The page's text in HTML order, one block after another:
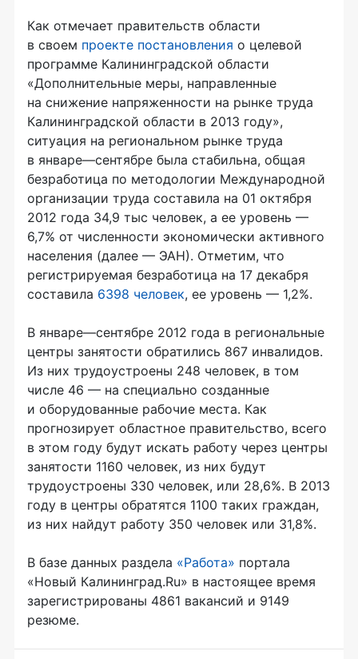
Как отмечает правительств области
в своем проекте постановления о целевой
программе Калининградской области
«Дополнительные меры, направленные
на снижение напряженности на рынке труда
Калининградской области в 2013 году»,
ситуация на региональном рынке труда
в январе—сентябре была стабильна, общая
безработица по методологии Международной
организации труда составила на 01 октября
2012 года 34,9 тыс человек, а ее уровень —
6,7% от численности экономически активного
населения (далее — ЭАН). Отметим, что
регистрируемая безработица на 17 декабря
составила 6398 человек, ее уровень — 1,2%.
В январе—сентябре 2012 года в региональные
центры занятости обратились 867 инвалидов.
Из них трудоустроены 248 человек, в том
числе 46 — на специально созданные
и оборудованные рабочие места. Как
прогнозирует областное правительство, всего
в этом году будут искать работу через центры
занятости 1160 человек, из них будут
трудоустроены 330 человек, или 28,6%. В 2013
году в центры обратятся 1100 таких граждан,
из них найдут работу 350 человек или 31,8%.
В базе данных раздела «Работа» портала
«Новый Калининград.Ru» в настоящее время
зарегистрированы 4861 вакансий и 9149
резюме.